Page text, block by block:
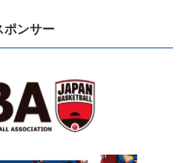
ポンサー